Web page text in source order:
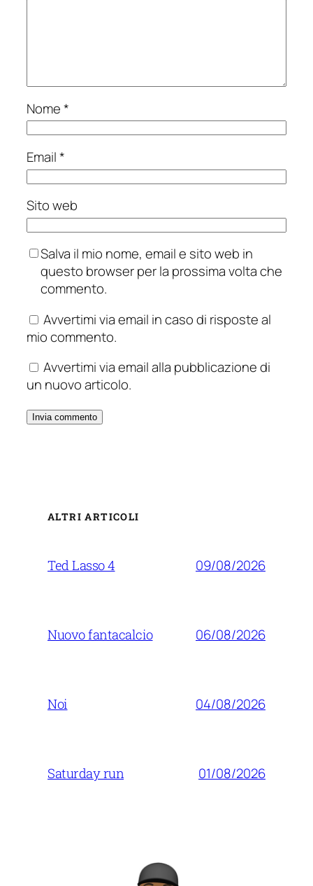
Nome*
Email*
Sito web
Salva il mio nome, email e sito web in
questo browser per la prossima volta che
commento.
Avvertimi via email in caso di risposte al
mio commento.
Avvertimi via email alla pubblicazione di
un nuovo articolo.
ALTRI ARTICOLI
Ted Lasso 4 09/08/2026
Nuovo fantacalcio 06/08/2026
Noi 04/08/2026
Saturday run 01/08/2026